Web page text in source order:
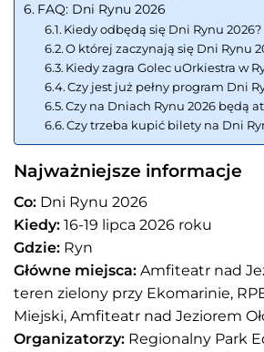
FAQ: Dni Rynu 2026
Kiedy odbędą się Dni Rynu 2026?
O której zaczynają się Dni Rynu
Kiedy zagra Golec uOrkiestra w
Czy jest już pełny program Dni
Czy na Dniach Rynu 2026 będą
Czy trzeba kupić bilety na Dni
Najważniejsze informacje
Co: Dni Rynu 2026
Kiedy: 16-19 lipca 2026 roku
Gdzie: Ryn
Główne miejsca: Amfiteatr nad
teren zielony przy Ekomarinie,
Miejski, Amfiteatr nad Jeziorem
Organizatorzy: Regionalny Park